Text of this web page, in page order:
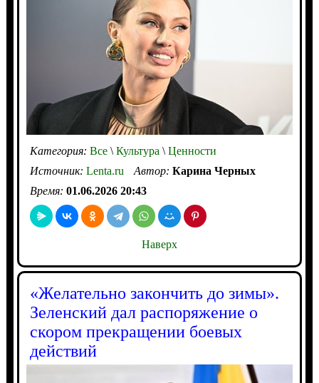
Категория: Все\Культура \Ценности
Источник: Lenta.ru Автор: Карина Черных
Время: 01.06.2026 20:43
Наверх
«Желательно закончить до зимы».
Зеленский дал распоряжение о
скором прекращении боевых
действий